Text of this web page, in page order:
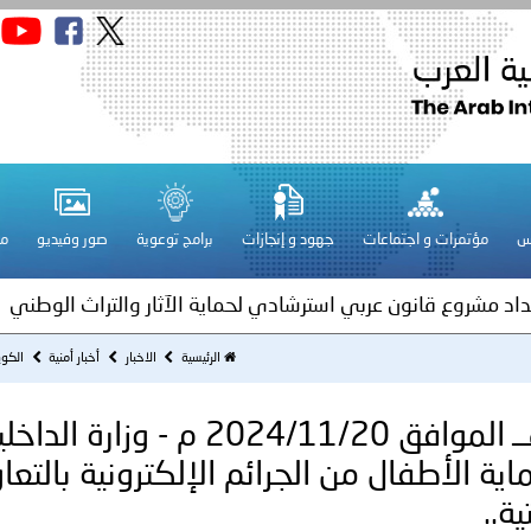
مؤتمرات و اجتماعات جهود و إنجازات برامج توعوية صور وفيديو
قـطـر ـ 1448/02/21هـ ــ الموافق 2026/08/04 م - مشاركة دولة
لدول الخليج العربية..
لمجلس وزراء الداخلية العرب بمناسبة اختتام المؤتمر العربي
مشروع قانون عربي استرشادي لحماية الآثار والتراث الوطني
عشر للمسؤولين عن الأمن السياحي
فلسطين ـ 1448/02/22هـ ــ الموافق 2026/08/05 م - الشرطة
في المجالات الأكاديمية والتدريبية، والتوعية والإرشاد
الرئيسية الاخبار أخبار أمنية الكويت ـ 1446/05/18هــ
الكويت ـ 1446/05/18هــ الموافق 2024/11/20 م - وزارة
الأطفال من الجرائم الإلكترونية